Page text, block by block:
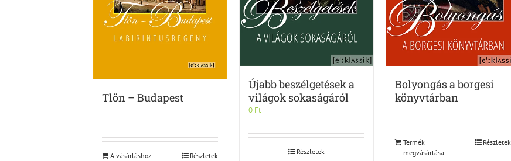
Tlön – Budapest
A vásárláshoz
Részletek
Újabb beszélgetések a
világok sokaságáról
0 Ft
Részletek
Bolyongás a borgesi
könyvtárban
Termék
megvásárlása
Részletek